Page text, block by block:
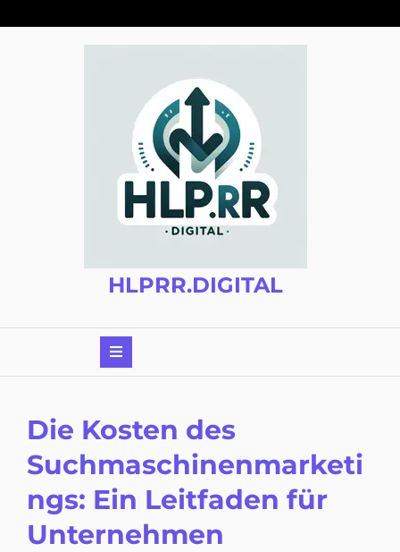
Inhalt
HLPRR.DIGITAL
Die Kosten des
Suchmaschinenmarketi
ngs: Ein Leitfaden für
Unternehmen